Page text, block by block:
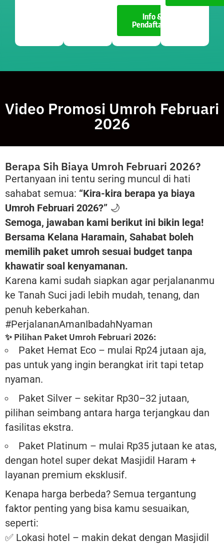
Info &
Pendaftaran
Video Promosi Umroh Februari
2026
Berapa Sih Biaya Umroh Februari 2026?
Pertanyaan ini tentu sering muncul di hati
sahabat semua: “Kira-kira berapa ya biaya
Umroh Februari 2026?” 🌙
Semoga, jawaban kami berikut ini bikin lega!
Bersama Kelana Haramain, Sahabat boleh
memilih paket umroh sesuai budget tanpa
khawatir soal kenyamanan.
Karena kami sudah siapkan agar perjalananmu
ke Tanah Suci jadi lebih mudah, tenang, dan
penuh keberkahan.
#PerjalananAmanIbadahNyaman
✨ Pilihan Paket Umroh Februari 2026:
Paket Hemat Eco – mulai Rp24 jutaan aja,
pas untuk yang ingin berangkat irit tapi tetap
nyaman.
Paket Silver – sekitar Rp30–32 jutaan,
pilihan seimbang antara harga terjangkau dan
fasilitas ekstra.
Paket Platinum – mulai Rp35 jutaan ke atas,
dengan hotel super dekat Masjidil Haram +
layanan premium eksklusif.
Kenapa harga berbeda? Semua tergantung
faktor penting yang bisa kamu sesuaikan,
seperti:
✅ Lokasi hotel – makin dekat dengan Masjidil